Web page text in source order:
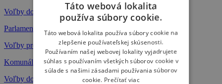
Voľby do orgánov samosprávnych krajov - 29. 10. 2022
Parlamentné voľby 29. 2. 2020
Voľby prezidenta - 16. 3. a 30. 3. 2019
Komunálne voľby - 10. 11. 2018
Voľby do orgánov samosprávnych krajov - 4. 11. 2017
Táto webová lokalita
používa súbory cookie.
Táto webová lokalita používa súbory cookie na
zlepšenie používateľskej skúsenosti.
Používaním našej webovej lokality vyjadrujete
súhlas s používaním všetkých súborov cookie v
súlade s našimi zásadami používania súborov
cookie. Prečítať viac